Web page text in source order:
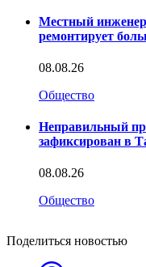
Местный
ремонтирует
08.08.26
Общество
Неправильный
зафиксирован в
08.08.26
Общество
Поделиться новостью